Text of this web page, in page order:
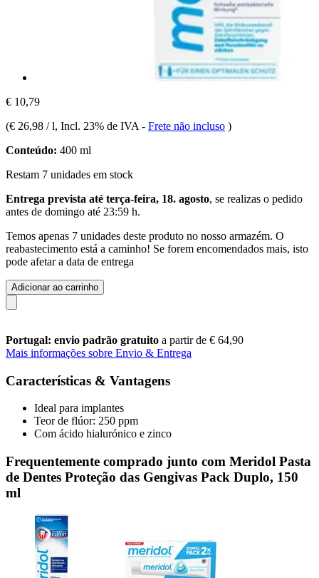
€ 10,79
(€ 26,98 / l, Incl. 23% de IVA - Frete não incluso )
Conteúdo: 400 ml
Restam 7 unidades em stock
Entrega prevista até terça-feira, 18. agosto, se realizas o pedido
antes de domingo até 23:59 h.
Temos apenas 7 unidades deste produto no nosso armazém. O
reabastecimento está a caminho! Se forem encomendados mais, isto
pode afetar a data de entrega
Adicionar ao carrinho
Portugal: envio padrão gratuito a partir de € 64,90
Mais informações sobre Envio & Entrega
Características & Vantagens
Ideal para implantes
Teor de flúor: 250 ppm
Com ácido hialurónico e zinco
Frequentemente comprado junto com Meridol Pasta
de Dentes Proteção das Gengivas Pack Duplo, 150
ml